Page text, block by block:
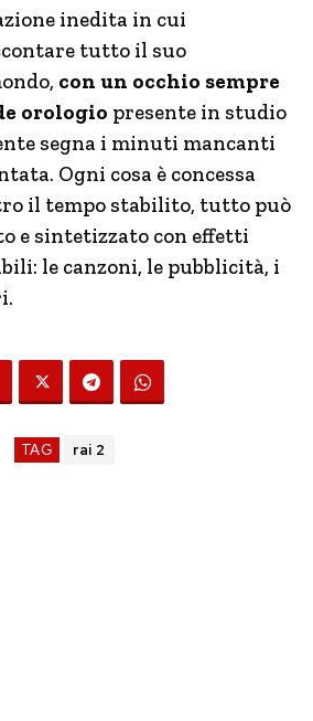
inedita in cui
tutto il suo
con un occhio sempre
orologio presente in studio
segna i minuti mancanti
Ogni cosa è concessa
il tempo stabilito, tutto può
e sintetizzato con effetti
le canzoni, le pubblicità, i
TAG rai 2